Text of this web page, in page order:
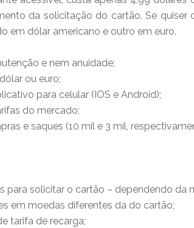
da solicitação do cartão. Se quiser
em dólar americano e outro em euro.
e nem anuidade;
ou euro;
para celular (IOS e Android);
do mercado;
e saques (10 mil e 3 mil,
para solicitar o cartão – dependendo da
em moedas diferentes da do cartão;
tarifa de recarga;